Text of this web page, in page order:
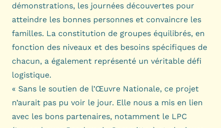
démonstrations, les journées découvertes pour
atteindre les bonnes personnes et convaincre les
familles. La constitution de groupes équilibrés, en
fonction des niveaux et des besoins spécifiques de
chacun, a également représenté un véritable défi
logistique.
« Sans le soutien de l’Œuvre Nationale, ce projet
n’aurait pas pu voir le jour. Elle nous a mis en lien
avec les bons partenaires, notamment le LPC